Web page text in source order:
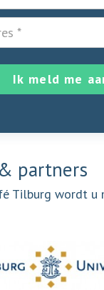
Ik meld me
partners
Tilburg wordt u